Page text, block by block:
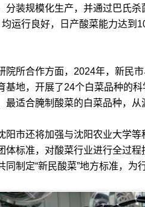
分装规模化生产，并通过巴氏杀
运行良好，日产酸菜能力达到
所合作方面，2024年，新民市
基地，开展了24个白菜品种的
最适合腌制酸菜的白菜品种，从
市还将加强与沈阳农业大学等
体标准，对酸菜行业进行全过
同制定“新民酸菜”地方标准，为